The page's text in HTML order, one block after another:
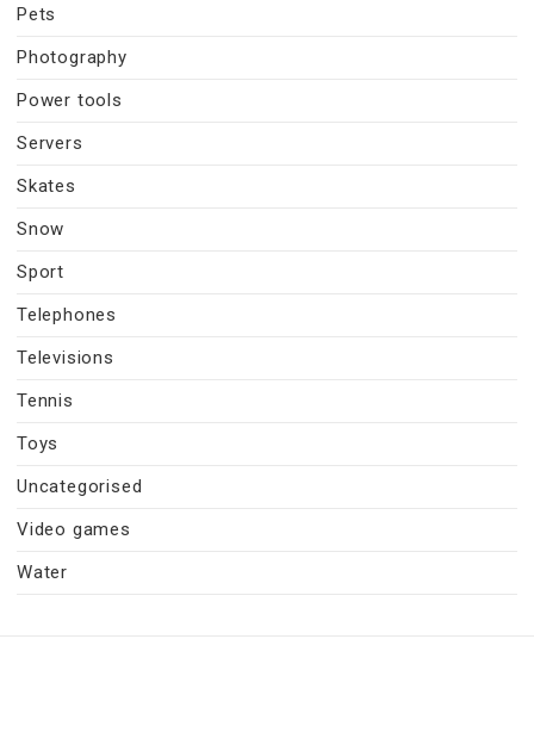
Pets
Photography
Power tools
Servers
Skates
Snow
Sport
Telephones
Televisions
Tennis
Toys
Uncategorised
Video games
Water